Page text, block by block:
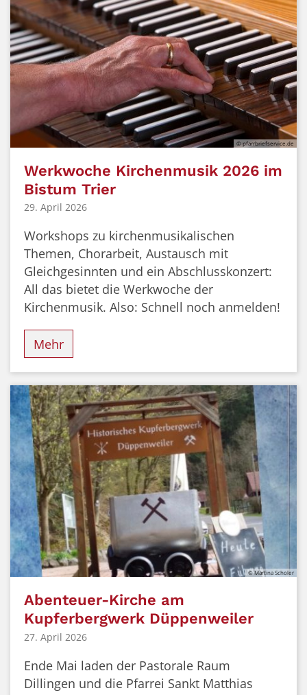
© pfarrbriefservice.de
Werkwoche Kirchenmusik 2026 im
Bistum Trier
29. April 2026
Workshops zu kirchenmusikalischen
Themen, Chorarbeit, Austausch mit
Gleichgesinnten und ein Abschlusskonzert:
All das bietet die Werkwoche der
Kirchenmusik. Also: Schnell noch anmelden!
Mehr
© Martina Scholer
Abenteuer-Kirche am
Kupferbergwerk Düppenweiler
27. April 2026
Ende Mai laden der Pastorale Raum
Dillingen und die Pfarrei Sankt Matthias